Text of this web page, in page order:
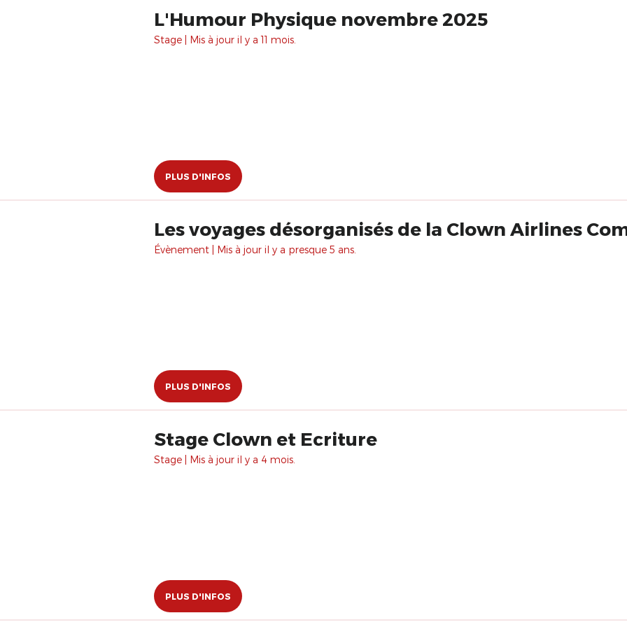
L'Humour Physique novembre 2025
Stage | Mis à jour il y a 11 mois.
PLUS D'INFOS
Les voyages désorganisés de la Clown Airlines
Évènement | Mis à jour il y a presque 5 ans.
PLUS D'INFOS
Stage Clown et Ecriture
Stage | Mis à jour il y a 4 mois.
PLUS D'INFOS